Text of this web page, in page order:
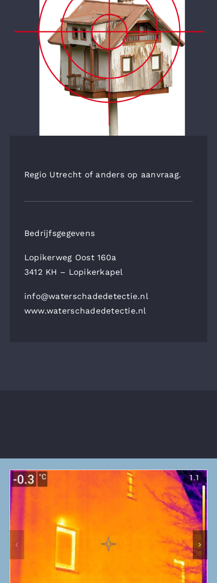
Regio Utrecht of anders op aanvraag.
Bedrijfsgegevens
Lopikerweg Oost 160a
3412 KH – Lopikerkapel
info@waterschadedetectie.nl
www.waterschadedetectie.nl